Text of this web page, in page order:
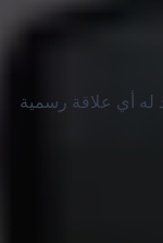
له أي علاقة رسمية